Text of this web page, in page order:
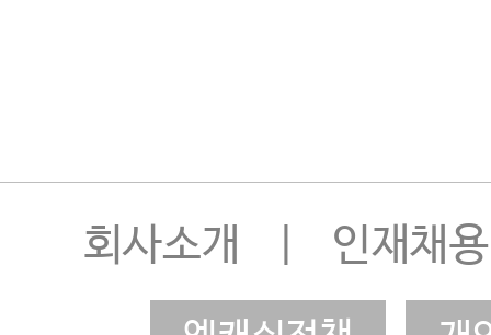
회사소개 인재채용